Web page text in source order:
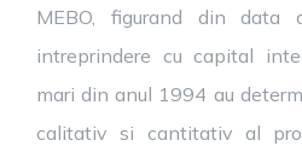
MEBO, figurand din
intreprindere cu capital
mari din anul 1994 au
calitativ si cantitativ al